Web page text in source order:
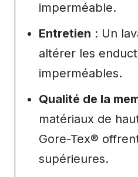
imperméable.
Entretien : Un
altérer les
imperméables.
Qualité de la
matériaux de
Gore-Tex®
supérieures.